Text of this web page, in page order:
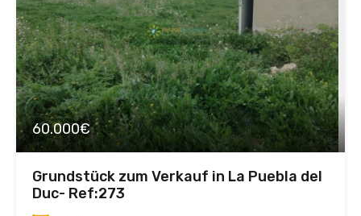
60.000€
Grundstück zum Verkauf in La Puebla del
Duc- Ref:273